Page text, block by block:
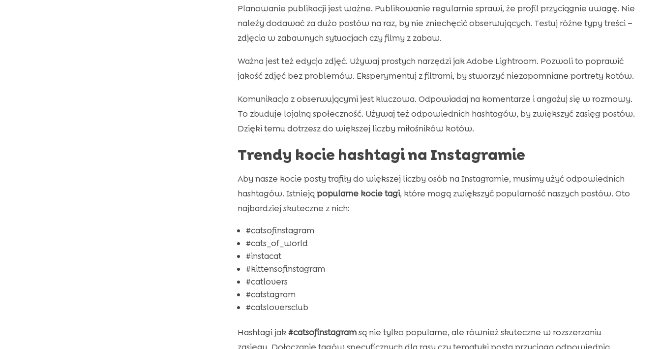
Planowanie publikacji jest ważne. Publikowanie regularnie sprawi, że profil przyciągnie uwagę. Nie
należy dodawać za dużo postów na raz, by nie zniechęcić obserwujących. Testuj różne typy treści –
zdjęcia w zabawnych sytuacjach czy filmy z zabaw.
Ważna jest też edycja zdjęć. Używaj prostych narzędzi jak Adobe Lightroom. Pozwoli to poprawić
jakość zdjęć bez problemów. Eksperymentuj z filtrami, by stworzyć niezapomniane portrety kotów.
Komunikacja z obserwującymi jest kluczowa. Odpowiadaj na komentarze i angażuj się w rozmowy.
To zbuduje lojalną społeczność. Używaj też odpowiednich hashtagów, by zwiększyć zasięg postów.
Dzięki temu dotrzesz do większej liczby miłośników kotów.
Trendy kocie hashtagi na Instagramie
Aby nasze kocie posty trafiły do większej liczby osób na Instagramie, musimy użyć odpowiednich
hashtagów. Istnieją popularne kocie tagi, które mogą zwiększyć popularność naszych postów. Oto
najbardziej skuteczne z nich:
#catsofinstagram
#cats_of_world
#instacat
#kittensofinstagram
#catlovers
#catstagram
#catsloversclub
Hashtagi jak#catsofinstagramsą nie tylko popularne, ale również skuteczne w rozszerzaniu